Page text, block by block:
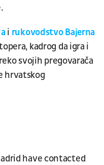
i rukovodstvo Bajerna
kadrog da igra i
svojih pregovarača
hrvatskog
have contacted